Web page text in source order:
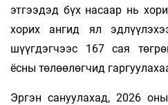
этгээдэд бүх насаар нь
хорих ангид ял
шүүгдэгчээс 167 сая
ёсны төлөөлөгчид
Эргэн сануулахад, 2026